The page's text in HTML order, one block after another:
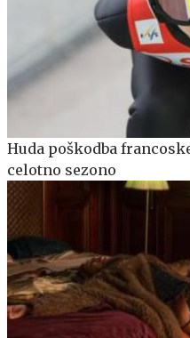
Huda poškodba
celotno sezono